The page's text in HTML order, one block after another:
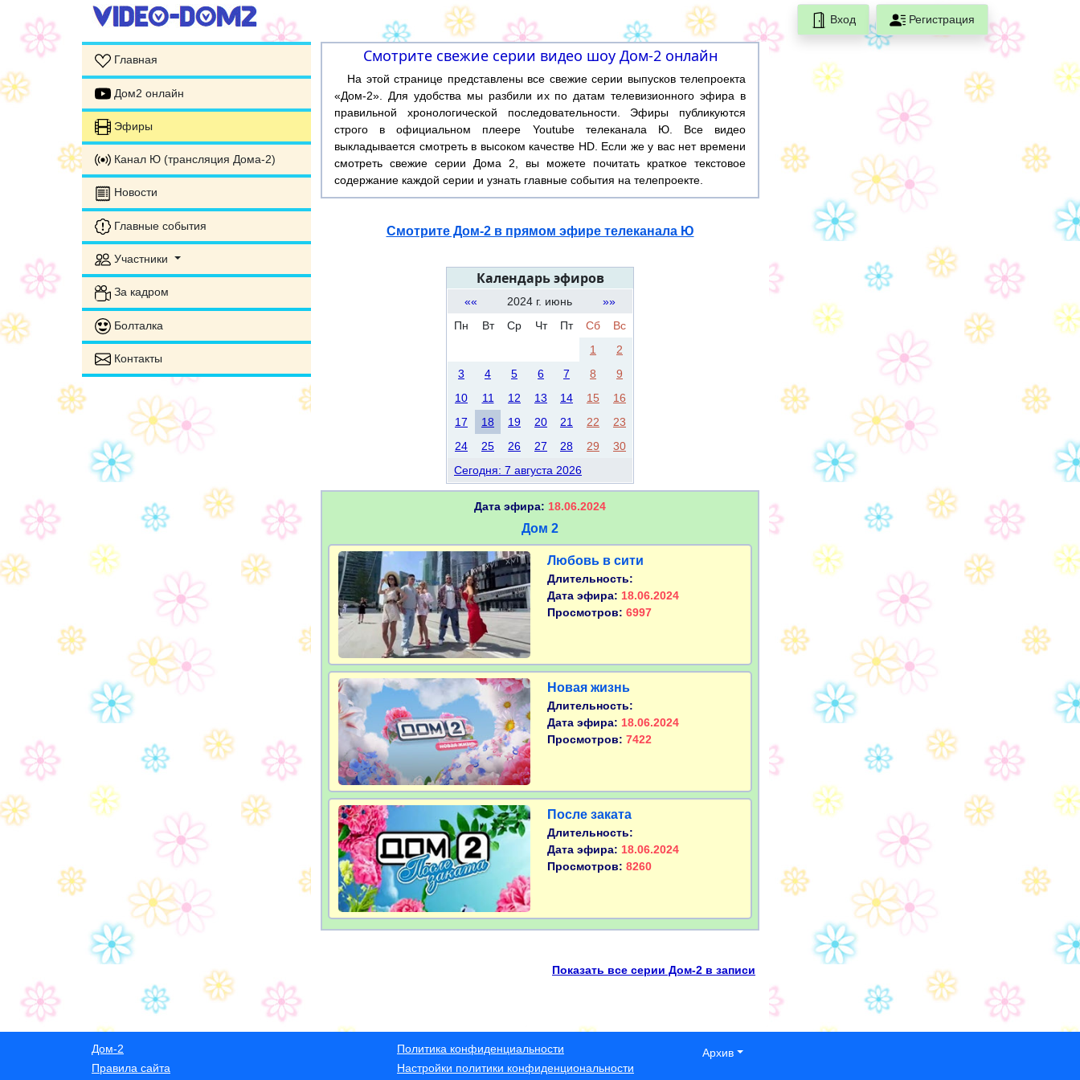
Вход Регистрация
Главная
Дом2 онлайн
Эфиры
Канал Ю (трансляция Дома-2)
Новости
Главные события
Участники
За кадром
Болталка
Контакты
Смотрите свежие серии видео шоу Дом-2 онлайн
На этой странице представлены все свежие серии выпусков телепроекта
«Дом-2». Для удобства мы разбили их по датам телевизионного эфира в
правильной хронологической последовательности. Эфиры публикуются
строго в официальном плеере Youtube телеканала Ю. Все видео
выкладывается смотреть в высоком качестве HD. Если же у вас нет времени
смотреть свежие серии Дома 2, вы можете почитать краткое текстовое
содержание каждой серии и узнать главные события на телепроекте.
Смотрите Дом-2 в прямом эфире телеканала Ю
Календарь эфиров
«« 2024 г. июнь
»»
Пн
Вт Ср Чт Пт Сб
Вс
1
2
3
4 5 6 7 8
9
10
11 12 13 14 15
16
17
18 19 20 21 22
23
24
25 26 27 28 29
30
Сегодня: 7 августа 2026
Дата эфира: 18.06.2024
Дом 2
Любовь в сити
Длительность:
Дата эфира: 18.06.2024
Просмотров: 6997
Новая жизнь
Длительность:
Дата эфира: 18.06.2024
Просмотров: 7422
После заката
Длительность:
Дата эфира: 18.06.2024
Просмотров: 8260
Показать все серии Дом-2 в записи
Дом-2
Правила сайта
Политика конфиденциальности
Настройки политики конфиденциональности
Архив